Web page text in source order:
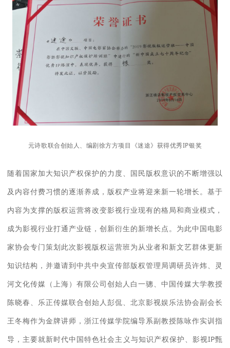
元诗歌联合创始人、编剧徐方方项目《迷途》获得优秀IP银奖
随着国家加大知识产权保护的力度、国民版权意识的不断增强以
及内容付费习惯的逐渐养成，版权产业将迎来新一轮增长。基于
内容为支撑的版权运营将改变影视行业现有的格局和商业模式，
成为影视行业打通产业链，创新衍生的新增长点。为此中国电影
家协会专门策划此次影视版权运营班为从业者和新文艺群体更新
知识结构，并邀请到中共中央宣传部版权管理局调研员许炜、灵
河文化传媒（上海）有限公司创始人白一骢、中国传媒大学教授
陈晓春、乐正传媒联合创始人彭侃、北京影视娱乐法协会副会长
王冬梅作为金牌讲师，浙江传媒学院编导系副教授陈咏作实训指
导，主要就新时代中国特色社会主义与知识产权保护、影视IP甄